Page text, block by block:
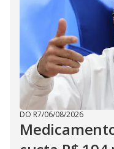
DO R7/06/08/2026